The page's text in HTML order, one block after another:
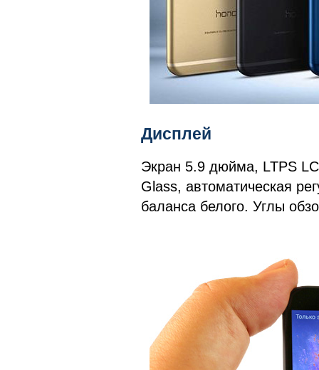
Дисплей
Экран 5.9 дюйма, LTPS
Glass, автоматическая
баланса белого. Углы